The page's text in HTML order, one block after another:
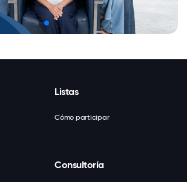
Listas
Cómo participar
Consultoría